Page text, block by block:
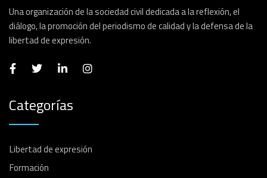
Una organización de la sociedad civil dedicada a la reflexión, el
diálogo, la promoción del periodismo de calidad y la defensa de la
libertad de expresión.
Categorías
Libertad de expresión
Formación